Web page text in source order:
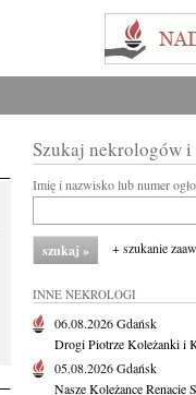
Szukaj nekrologów i
Imię i nazwisko lub numer
+ szukanie
INNE NEKROLOGI
06.08.2026Gdańsk
Drogi Piotrze Koleżanki i
05.08.2026Gdańsk
Nasze Koleżance Renacie